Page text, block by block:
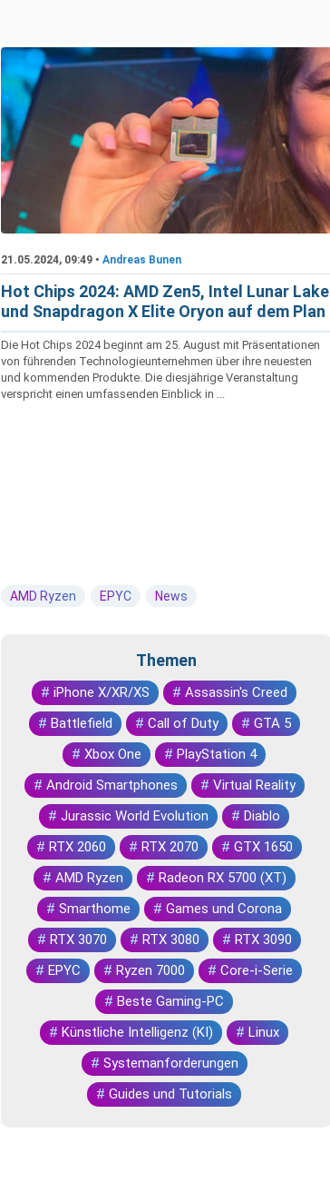
21.05.2024, 09:49 •Andreas Bunen
Hot Chips 2024: AMD Zen5, Intel Lunar Lake
und Snapdragon X Elite Oryon auf dem Plan
Die Hot Chips 2024 beginnt am 25. August mit Präsentationen
von führenden Technologieunternehmen über ihre neuesten
und kommenden Produkte. Die diesjährige Veranstaltung
verspricht einen umfassenden Einblick in ...
AMD Ryzen EPYC News
Themen
#iPhone X/XR/XS #Assassin's Creed
# Battlefield # Call of Duty # GTA 5
#Xbox One # PlayStation 4
# Android Smartphones # Virtual Reality
#Jurassic World Evolution # Diablo
# RTX 2060 # RTX 2070 # GTX 1650
# AMD Ryzen # Radeon RX 5700 (XT)
#Smarthome #Games und Corona
# RTX 3070 # RTX 3080 # RTX 3090
# EPYC # Ryzen 7000 #Core-i-Serie
# Beste Gaming-PC
# Künstliche Intelligenz (KI) # Linux
# Systemanforderungen
#Guides und Tutorials